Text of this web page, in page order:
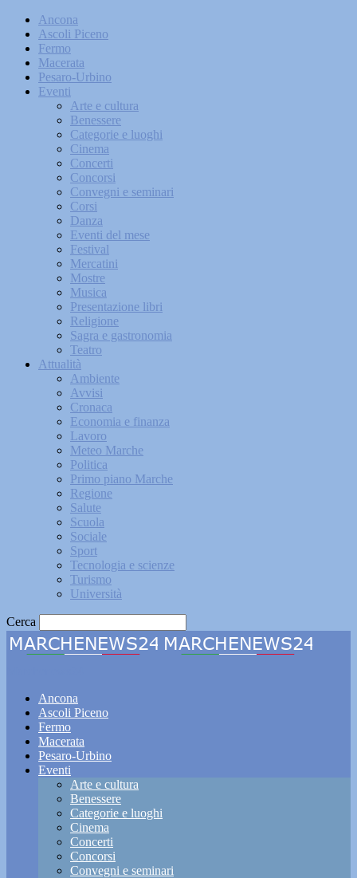
Ancona
Ascoli Piceno
Fermo
Macerata
Pesaro-Urbino
Eventi
Arte e cultura
Benessere
Categorie e luoghi
Cinema
Concerti
Concorsi
Convegni e seminari
Corsi
Danza
Eventi del mese
Festival
Mercatini
Mostre
Musica
Presentazione libri
Religione
Sagra e gastronomia
Teatro
Attualità
Ambiente
Avvisi
Cronaca
Economia e finanza
Lavoro
Meteo Marche
Politica
Primo piano Marche
Regione
Salute
Scuola
Sociale
Sport
Tecnologia e scienze
Turismo
Università
Cerca
Ancona
Ascoli Piceno
Fermo
Macerata
Pesaro-Urbino
Eventi
Arte e cultura
Benessere
Categorie e luoghi
Cinema
Concerti
Concorsi
Convegni e seminari